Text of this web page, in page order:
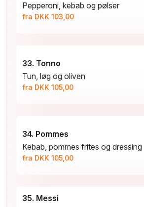
Pepperoni, kebab og pølser
fra DKK 103,00
33. Tonno
Tun, løg og oliven
fra DKK 105,00
34. Pommes
Kebab, pommes frites og dressing
fra DKK 105,00
35. Messi